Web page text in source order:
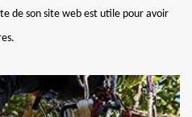
de son site web est utile pour avoir